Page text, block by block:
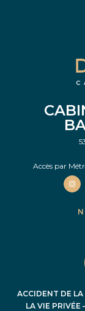
Accès par
ACCIDENT DE
LA VIE PRIVÉE